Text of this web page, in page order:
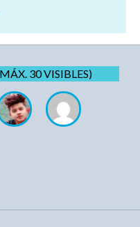
30 VISIBLES)